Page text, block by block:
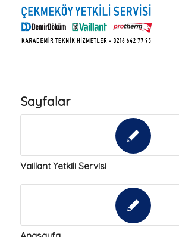
Sayfalar
Vaillant Yetkili Servisi